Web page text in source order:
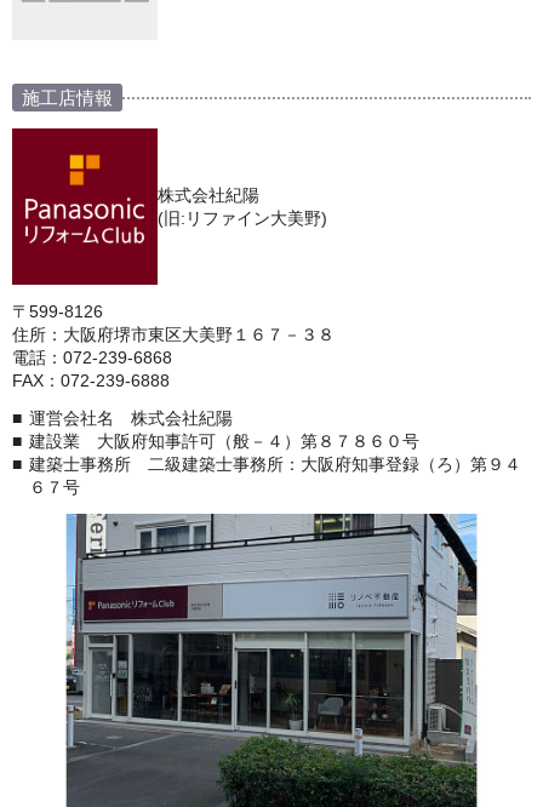
施工店情報
株式会社紀陽
(旧:リファイン大美野)
〒599-8126
住所：大阪府堺市東区大美野１６７－３８
電話：072-239-6868
FAX：072-239-6888
運営会社名 株式会社紀陽
建設業 大阪府知事許可（般－４）第８７８６０号
建築士事務所 二級建築士事務所：大阪府知事登録（ろ）第９４
６７号